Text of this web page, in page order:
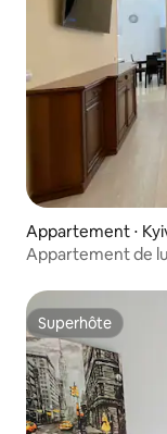
Appartement ⋅
Appartement de
Superhôte
Superhôte